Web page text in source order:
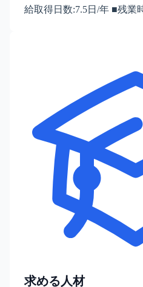
給取得日数:7.5日/年 ■残業
求める人材